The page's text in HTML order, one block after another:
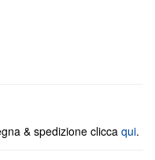
& spedizione clicca qui.